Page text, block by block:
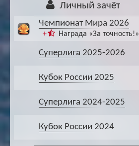
Личный зачёт
Чемпионат Мира 2026
+ Награда «За точность!»
Суперлига 2025-2026
Кубок России 2025
Суперлига 2024-2025
Кубок России 2024